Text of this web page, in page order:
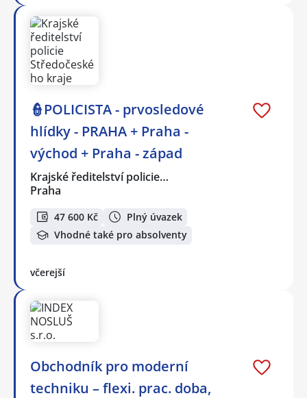
👮POLICISTA - prvosledové
hlídky - PRAHA + Praha -
východ + Praha - západ
Krajské ředitelství policie…
Praha
47 600 Kč
Plný úvazek
Vhodné také pro absolventy
včerejší
Obchodník pro moderní
techniku – flexi. prac. doba,